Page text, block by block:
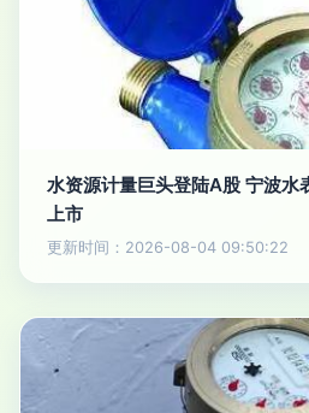
水资源计量巨头登陆A股 宁波水
上市
更新时间：2026-08-04 09:50:22